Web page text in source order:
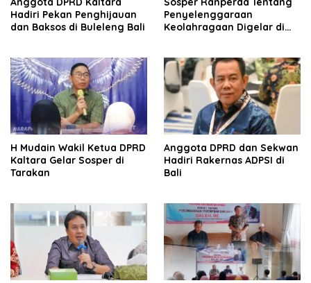
Hadiri Pekan Penghijauan
dan Baksos di Buleleng Bali
Penyelenggaraan
Keolahragaan Digelar di
H Mudain Wakil Ketua DPRD
Kaltara Gelar Sosper di
Tarakan
Anggota DPRD dan Sekwan
Hadiri Rakernas ADPSI di
Bali